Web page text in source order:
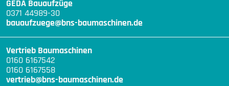
GEDA Bauaufzüge
0371 44989-30
bauaufzuege@bns-baumaschinen.de
Vertrieb Baumaschinen
0160 6167542
0160 6167558
vertrieb@bns-baumaschinen.de